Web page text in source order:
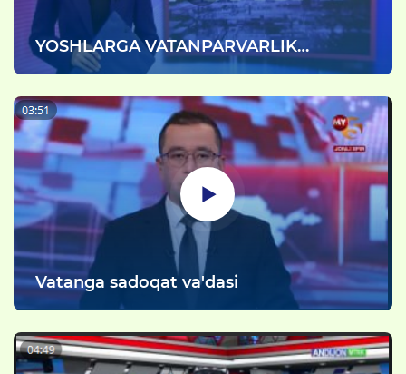
YOSHLARGA VATANPARVARLIK
SABOQLARI BERILDI
Vatanga sadoqat va'dasi